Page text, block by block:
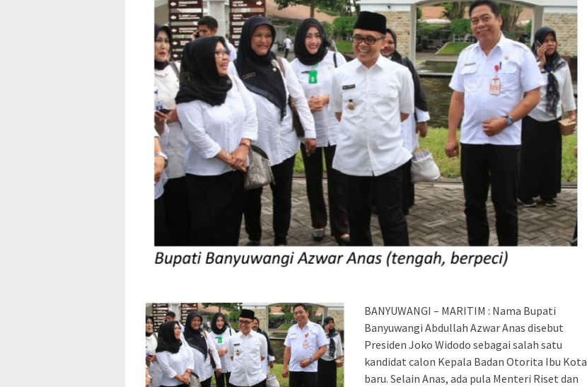
BANYUWANGI – MARITIM : Nama Bupati
Banyuwangi Abdullah Azwar Anas disebut
Presiden Joko Widodo sebagai salah satu
kandidat calon Kepala Badan Otorita Ibu Kota
baru. Selain Anas, ada pula Menteri Riset dan